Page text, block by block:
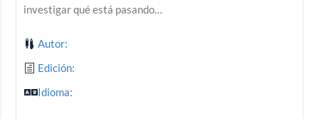
investigar qué está pasando…
Autor:
Edición:
Idioma: